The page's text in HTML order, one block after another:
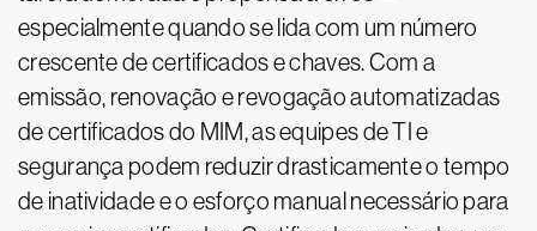
especialmente quando se lida com um número
crescente de certificados e chaves. Com a
emissão, renovação e revogação automatizadas
de certificados do MIM, as equipes de TI e
segurança podem reduzir drasticamente o tempo
de inatividade e o esforço manual necessário para